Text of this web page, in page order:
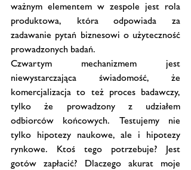
ważnym elementem w zespole jest rola
produktowa, która odpowiada za
zadawanie pytań biznesowi o użyteczność
prowadzonych badań.
Czwartym mechanizmem jest
niewystarczająca świadomość, że
komercjalizacja to też proces badawczy,
tylko że prowadzony z udziałem
odbiorców końcowych. Testujemy nie
tylko hipotezy naukowe, ale i hipotezy
rynkowe. Ktoś tego potrzebuje? Jest
gotów zapłacić? Dlaczego akurat moje